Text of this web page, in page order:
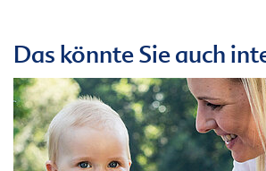
Das könnte Sie auch